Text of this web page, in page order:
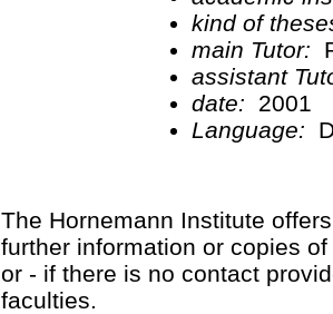
kind of
main Tutor:
assistant
date:
2001
Language:
The Hornemann Institute
further information or copies
or - if there is no contact
faculties.